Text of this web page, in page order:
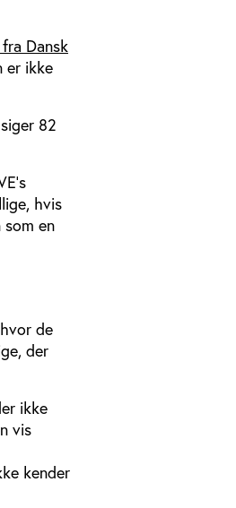
Dansk
er ikke
82
hvis
en
de
der
ikke
vis
kender